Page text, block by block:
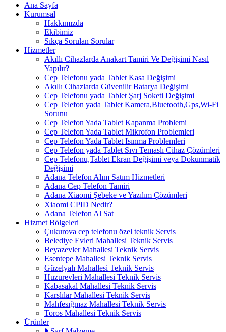
Ana Sayfa
Kurumsal
Hakkımızda
Ekibimiz
Sıkça Sorulan Sorular
Hizmetler
Akıllı Cihazlarda Anakart Tamiri Ve Değişimi Nasıl
Yapılır?
Cep Telefonu yada Tablet Kasa Değişimi
Akıllı Cihazlarda Güvenilir Batarya Değişimi
Cep Telefonu yada Tablet Şarj Soketi Değişimi
Cep Telefon yada Tablet Kamera,Bluetooth,Gps,Wi-Fi
Sorunu
Cep Telefon Yada Tablet Kapanma Problemi
Cep Telefon Yada Tablet Mikrofon Problemleri
Cep Telefon Yada Tablet Isınma Problemleri
Cep Telefon yada Tablet Sıvı Temaslı Cihaz Çözümleri
Cep Telefonu,Tablet Ekran Değişimi veya Dokunmatik
Değişimi
Adana Telefon Alım Satım Hizmetleri
Adana Cep Telefon Tamiri
Adana Xiaomi Şebeke ve Yazılım Çözümleri
Xiaomi CPID Nedir?
Adana Telefon Al Sat
Hizmet Bölgeleri
Çukurova cep telefonu özel teknik Servis
Belediye Evleri Mahallesi Teknik Servis
Beyazevler Mahallesi Teknik Servis
Esentepe Mahallesi Teknik Servis
Güzelyalı Mahallesi Teknik Servis
Huzurevleri Mahallesi Teknik Servis
Kabasakal Mahallesi Teknik Servis
Karslılar Mahallesi Teknik Servis
Mahfesığmaz Mahallesi Teknik Servis
Toros Mahallesi Teknik Servis
Ürünler